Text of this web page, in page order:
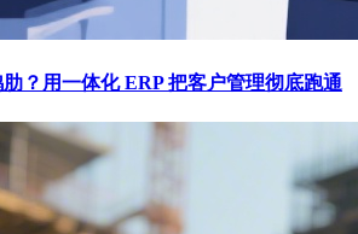
？用一体化 ERP 把客户管理彻底跑通